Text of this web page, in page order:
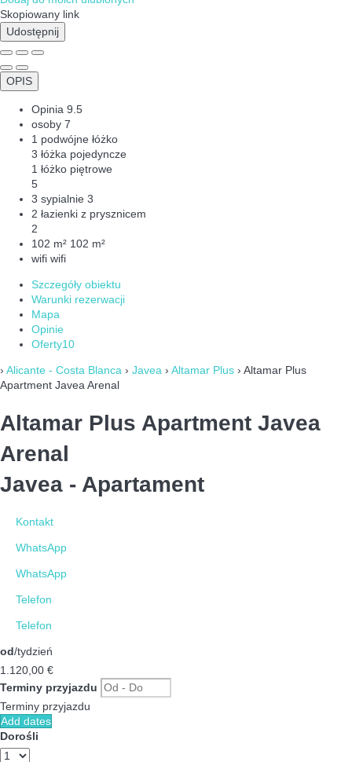
Skopiowany link
Udostępnij
OPIS
Opinia 9.5
osoby 7
1 podwójne łóżko
3 łóżka pojedyncze
1 łóżko piętrowe
5
3 sypialnie 3
2 łazienki z prysznicem
2
102 m² 102 m²
wifi wifi
Szczegóły obiektu
Warunki rezerwacji
Mapa
Opinie
Oferty10
› Alicante - Costa Blanca › Javea › Altamar Plus › Altamar Plus
Apartment Javea Arenal
Altamar Plus Apartment Javea
Arenal
Javea - Apartament
Kontakt
WhatsApp
WhatsApp
Telefon
Telefon
od/tydzień
1.120, 00 €
Terminy przyjazdu
Terminy przyjazdu
Add dates
Dorośli